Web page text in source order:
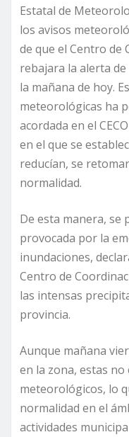
Estatal de
los avisos
de que el Centro de
rebajara la alerta
la mañana de hoy.
meteorológicas ha
acordada en el
en el que se
reducían, se
normalidad.
De esta manera,
provocada por la
inundaciones,
Centro de
las intensas
provincia.
Aunque mañana
en la zona, estas
meteorológicos, lo
normalidad en el
actividades